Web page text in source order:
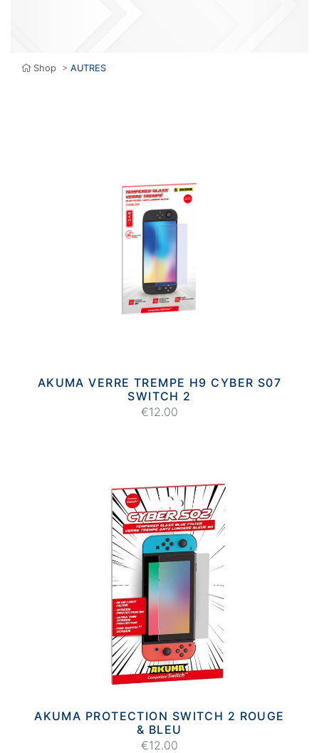
Shop > AUTRES
AKUMA VERRE TREMPE H9 CYBER S07
SWITCH 2
€12.00
AKUMA PROTECTION SWITCH 2 ROUGE
& BLEU
€12.00